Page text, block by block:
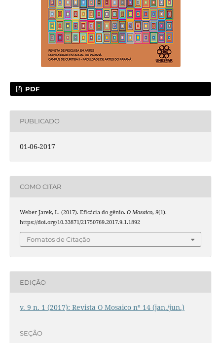
PDF
PUBLICADO
01-06-2017
COMO CITAR
Weber Jarek, L. (2017). Eficácia do gênio. O Mosaico, 9(1).
https://doi.org/10.33871/21750769.2017.9.1.1892
Fomatos de Citação
EDIÇÃO
v. 9 n. 1 (2017): Revista O Mosaico nº 14 (jan./jun.)
SEÇÃO